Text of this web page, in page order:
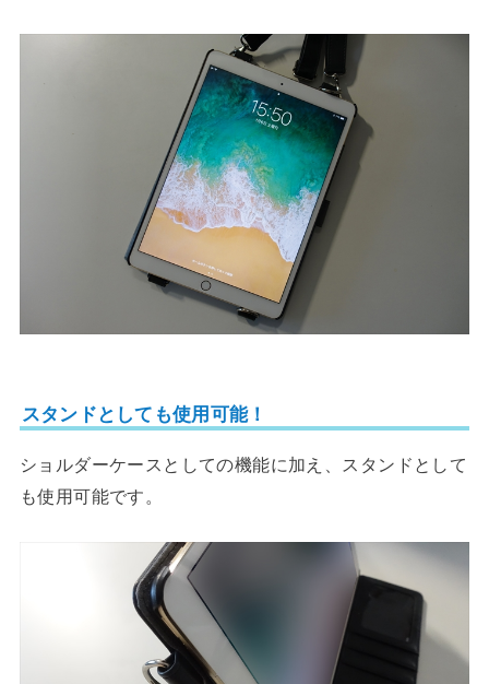
スタンドとしても使用可能！
ショルダーケースとしての機能に加え、スタンドとして
も使用可能です。